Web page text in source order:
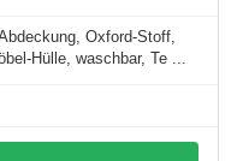
Oxford-Stoff,
Hülle, waschbar, Te ...